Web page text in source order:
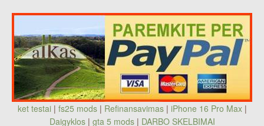
ket testai | fs25 mods| Refinansavimas| iPhone 16 Pro Max|
Daigyklos| gta 5 mods | DARBO SKELBIMAI